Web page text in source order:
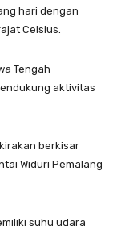
hari dengan
Celsius.
Tengah
aktivitas
berkisar
Widuri Pemalang
suhu udara